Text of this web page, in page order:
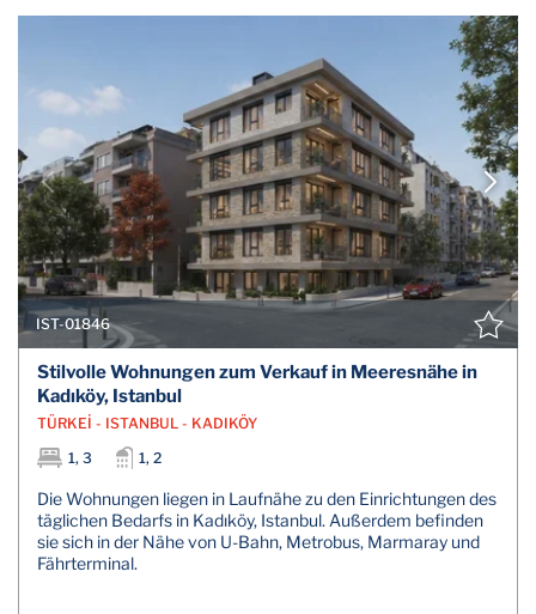
IST-01846
Stilvolle Wohnungen zum Verkauf in Meeresnähe in
Kadıköy, Istanbul
TÜRKEİ - ISTANBUL - KADIKÖY
1, 3
1, 2
Die Wohnungen liegen in Laufnähe zu den Einrichtungen des
täglichen Bedarfs in Kadıköy, Istanbul. Außerdem befinden
sie sich in der Nähe von U-Bahn, Metrobus, Marmaray und
Fährterminal.